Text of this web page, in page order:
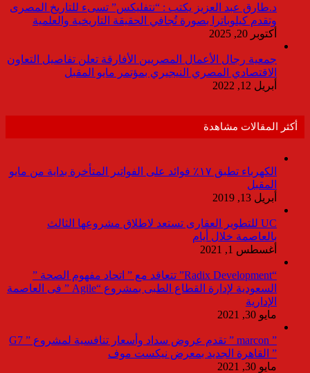
د.طارق عبد العزيز يكتب : “نتفليكس” تسىء للتاريخ المصرى
وتقدم كيلوباترا بصورة تُجافي الحقيقة التاريخية والعلمية
أكتوبر 20, 2025
جمعية رجال الأعمال المصريين الأفارقة تعلن تفاصيل التعاون
الاقتصادي المصري النيجيري بمؤتمر مايو المقبل
أبريل 12, 2022
أكثر المقالات مشاهدة
الكهرباء تطبق ١٧٪ فوائد على الفواتير المتأخرة بداية من مايو
المقبل
أبريل 13, 2019
UC للتطوير العقارى تستعد لاطلاق مشروعها الثالث
بالعاصمة خلال أيام
أغسطس 1, 2021
“Radix Development” تتعاقد مع ” اتحاد مفهوم الصحة ”
السعودية لإدارة القطاع الطبى بمشروع “Agile ” فى العاصمة
الإدارية
مايو 30, 2021
” marcon ” تقدم عروض سداد وأسعار تنافسية لمشروع ” G7
” القاهرة الجديد بمعرض نيكست موف
مايو 30, 2021